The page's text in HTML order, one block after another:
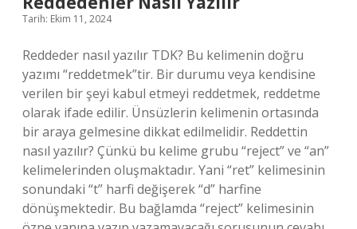
Tarih: Ekim 11, 2024
Reddeder nasıl yazılır TDK? Bu kelimenin doğru
yazımı “reddetmek”tir. Bir durumu veya kendisine
verilen bir şeyi kabul etmeyi reddetmek, reddetme
olarak ifade edilir. Ünsüzlerin kelimenin ortasında
bir araya gelmesine dikkat edilmelidir. Reddettin
nasıl yazılır? Çünkü bu kelime grubu “reject” ve “an”
kelimelerinden oluşmaktadır. Yani “ret” kelimesinin
sonundaki “t” harfi değişerek “d” harfine
dönüşmektedir. Bu bağlamda “reject” kelimesinin